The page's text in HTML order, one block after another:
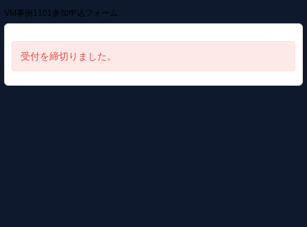
VM事例1101参加申込フォーム
受付を締切りました。